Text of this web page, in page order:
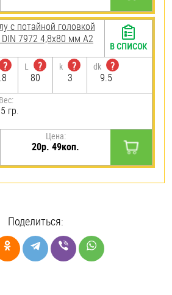
с потайной головкой
7972 4,8х80 мм А2
?
L
?
80
k
?
3
dk
?
9.5
Вес:
гр.
Цена:
20р. 49коп.
В СПИСОК
Поделиться: